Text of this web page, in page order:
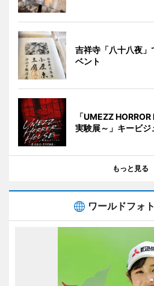
吉祥寺「八十八夜」
ベント
「UMEZZ
実験展～」キービジ
もっと見る
ワールドフォ